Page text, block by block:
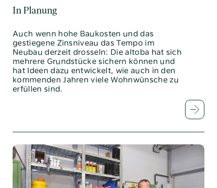
In Planung
Auch wenn hohe Baukosten und das
gestiegene Zinsniveau das Tempo im
Neubau derzeit drosseln: Die ­altoba hat sich
mehrere Grundstücke sichern können und
hat Ideen dazu entwickelt, wie auch in den
kommenden ­Jahren viele Wohnwünsche zu
erfüllen sind.